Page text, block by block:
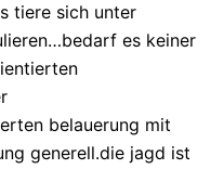
tiere sich unter
es keiner
belauerung mit
generell.die jagd ist